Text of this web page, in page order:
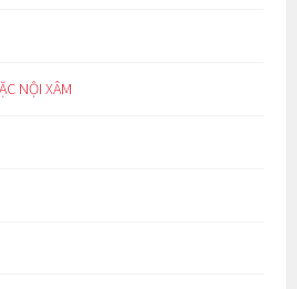
NỘI XÂM